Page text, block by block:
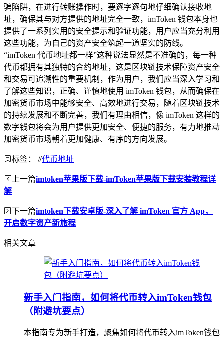
骗陷阱，在进行转账操作时，要逐字逐句地仔细确认接收地
址，确保其与对方提供的地址完全一致，imToken 钱包本身也
提供了一系列实用的安全提示和验证功能，用户应当充分利用
这些功能，为自己的资产安全筑起一道坚实的防线。
“imToken 代币地址都一样”这种说法显然是不准确的，每一种
代币都拥有其独特的合约地址，这是区块链技术保障资产安全
和交易可追溯性的重要机制，作为用户，我们应当深入学习和
了解这些知识，正确、谨慎地使用 imToken 钱包，从而确保在
加密货币市场中能够安全、高效地进行交易，随着区块链技术
的持续发展和不断完善，我们有理由相信，像 imToken 这样的
数字钱包将会为用户提供更加安全、便捷的服务，有力地推动
加密货币市场朝着更加健康、有序的方向发展。
标签： #代币地址
上一篇imtoken苹果版下载-imToken苹果版下载安装教程详
解
下一篇imtoken下载安卓版-深入了解 imToken 官方 App，
开启数字资产新旅程
相关文章
新手入门指南，如何将代币转入imToken钱包
（附避坑要点）
本指南专为新手打造，聚焦如何将代币转入imToken钱包